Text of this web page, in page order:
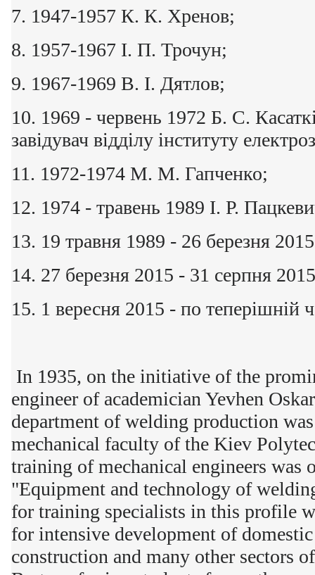
7. 1947-1957 К. К. Хренов;
8. 1957-1967 І. П. Трочун;
9. 1967-1969 В. І. Дятлов;
10. 1969 - червень 1972 Б. С.
завідувач відділу інституту
11. 1972-1974 М. М. Гапченко;
12. 1974 - травень 1989 І. Р.
13. 19 травня 1989 - 26 березня
14. 27 березня 2015 - 31 серпня
15. 1 вересня 2015 - по
In 1935, on the initiative of the
engineer of academician Yevhen
department of welding production
mechanical faculty of the Kiev
training of mechanical engineers was
"Equipment and technology of
for training specialists in this profile
for intensive development of
construction and many other sectors